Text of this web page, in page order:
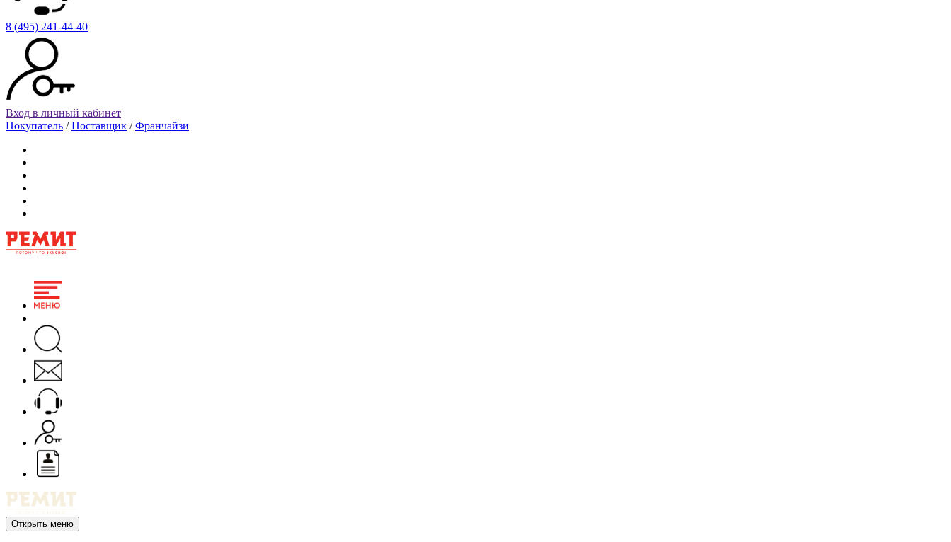
8 (495) 241-44-40
Вход в личный кабинет
Покупатель /Поставщик /Франчайзи
Открыть меню